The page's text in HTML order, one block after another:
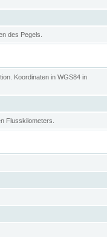
des Pegels.
Koordinaten in WGS84 in
Flusskilometers.